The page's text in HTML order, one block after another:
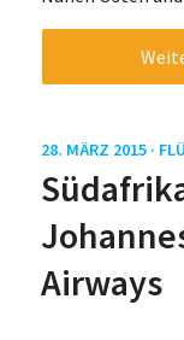
28. MÄRZ 2015 ·
Airways